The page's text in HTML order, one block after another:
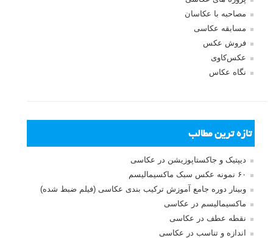
مصاحبه با عکاسان
مسابقه عکاسی
فروش عکس
عکس‌کاوی
نگاه عکاس
تازه ترین مطالب
دیپتیک و جاکستا‌پوزیشن در عکاسی
۶۰ نمونه عکس سبک ماکسیمالیسم
وبینار دوره جامع آموزش ترکیب بندی عکاسی (فیلم ضبط شده)
ماکسیمالیسم در عکاسی
نقطه عطف در عکاسی
اندازه و تناسب در عکاسی